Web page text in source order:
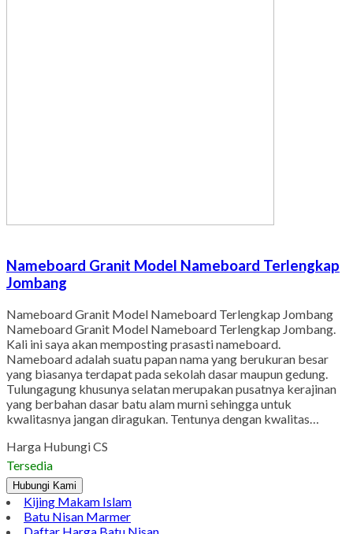
Nameboard Granit Model Nameboard Terlengkap
Jombang
Nameboard Granit Model Nameboard Terlengkap Jombang
Nameboard Granit Model Nameboard Terlengkap Jombang.
Kali ini saya akan memposting prasasti nameboard.
Nameboard adalah suatu papan nama yang berukuran besar
yang biasanya terdapat pada sekolah dasar maupun gedung.
Tulungagung khusunya selatan merupakan pusatnya kerajinan
yang berbahan dasar batu alam murni sehingga untuk
kwalitasnya jangan diragukan. Tentunya dengan kwalitas…
Harga Hubungi CS
Tersedia
Hubungi Kami
Kijing Makam Islam
Batu Nisan Marmer